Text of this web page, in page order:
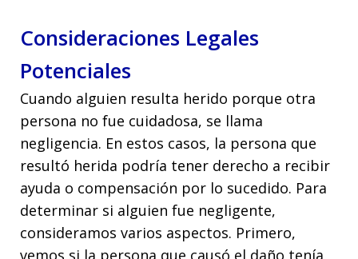
Consideraciones Legales
Potenciales
Cuando alguien resulta herido porque otra
persona no fue cuidadosa, se llama
negligencia. En estos casos, la persona que
resultó herida podría tener derecho a recibir
ayuda o compensación por lo sucedido. Para
determinar si alguien fue negligente,
consideramos varios aspectos. Primero,
vemos si la persona que causó el daño tenía